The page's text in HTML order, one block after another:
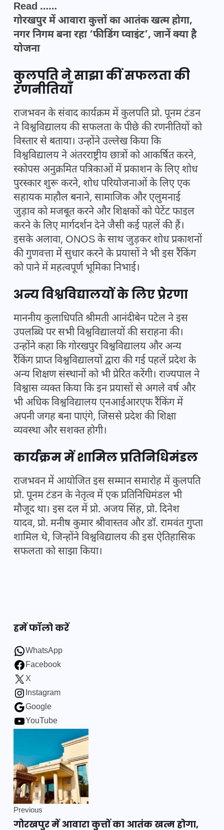
Read ……
गोरखपुर में आवारा कुत्तों का आतंक खत्म होगा,
नगर निगम बना रहा ‘फीडिंग प्वाइंट’, जानें क्या है
योजना
कुलपति ने साझा कीं सफलता की
रणनीतियाँ
राजभवन के संवाद कार्यक्रम में कुलपति प्रो. पूनम टंडन
ने विश्वविद्यालय की सफलता के पीछे की रणनीतियों को
विस्तार से बताया। उन्होंने उल्लेख किया कि
विश्वविद्यालय ने अंतरराष्ट्रीय छात्रों को आकर्षित करने,
स्कोपस अनुक्रमित पत्रिकाओं में प्रकाशन के लिए शोध
पुरस्कार शुरू करने, शोध परियोजनाओं के लिए एक
सहायक माहौल बनाने, सामाजिक और एलुमनाई
जुड़ाव को मजबूत करने और शिक्षकों को पेटेंट फाइल
करने के लिए मार्गदर्शन देने जैसी कई पहलें की हैं।
इसके अलावा, ONOS के साथ जुड़कर शोध प्रकाशनों
की गुणवत्ता में सुधार करने के प्रयासों ने भी इस रैंकिंग
को पाने में महत्वपूर्ण भूमिका निभाई।
अन्य विश्वविद्यालयों के लिए प्रेरणा
माननीय कुलाधिपति श्रीमती आनंदीबेन पटेल ने इस
उपलब्धि पर सभी विश्वविद्यालयों की सराहना की।
उन्होंने कहा कि गोरखपुर विश्वविद्यालय और अन्य
रैंकिंग प्राप्त विश्वविद्यालयों द्वारा की गई पहलें प्रदेश के
अन्य शिक्षण संस्थानों को भी प्रेरित करेंगी। राज्यपाल ने
विश्वास व्यक्त किया कि इन प्रयासों से अगले वर्ष और
भी अधिक विश्वविद्यालय एनआईआरएफ रैंकिंग में
अपनी जगह बना पाएंगे, जिससे प्रदेश की शिक्षा
व्यवस्था और सशक्त होगी।
कार्यक्रम में शामिल प्रतिनिधिमंडल
राजभवन में आयोजित इस सम्मान समारोह में कुलपति
प्रो. पूनम टंडन के नेतृत्व में एक प्रतिनिधिमंडल भी
मौजूद था। इस दल में प्रो. अजय सिंह, प्रो. दिनेश
यादव, प्रो. मनीष कुमार श्रीवास्तव और डॉ. रामवंत गुप्ता
शामिल थे, जिन्होंने विश्वविद्यालय की इस ऐतिहासिक
सफलता को साझा किया।
हमें फॉलो करें
WhatsApp
Facebook
X
Instagram
Google
YouTube
Previous
गोरखपुर में आवारा कुत्तों का आतंक खत्म होगा,